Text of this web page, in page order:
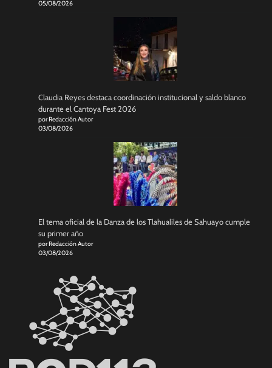
05/08/2026
Claudia Reyes destaca coordinación institucional y saldo blanco
durante el Cantoya Fest 2026
por Redacción Autor
03/08/2026
El tema oficial de la Danza de los Tlahualiles de Sahuayo cumple
su primer año
por Redacción Autor
03/08/2026